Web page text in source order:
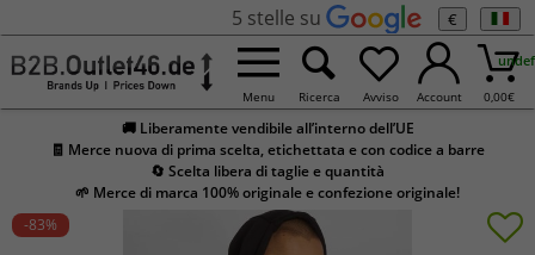
5 stelle su €
Menu Ricerca Avviso Account 0,00€
🚚 Liberamente vendibile all’interno dell’UE
🧾 Merce nuova di prima scelta, etichettata e con codice a barre
🔄 Scelta libera di taglie e quantità
🌱 Merce di marca 100% originale e confezione originale!
-83%